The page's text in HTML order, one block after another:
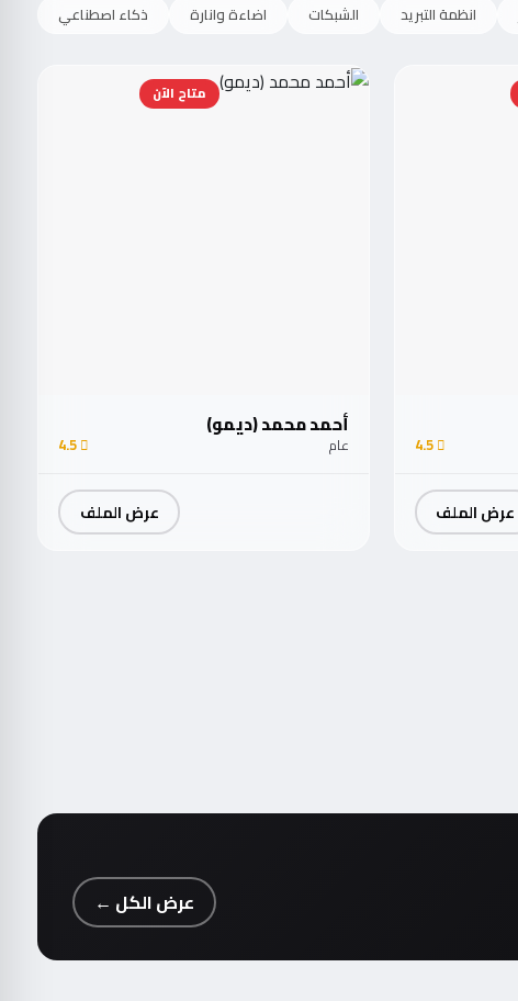
انظمة التبريد الشبكات اضاءة وانارة ذكاء اصطناعي
4.5
عرض الملف
متاح الآن
أحمد محمد (ديمو)
عام 4.5
عرض الملف
عرض الكل ←